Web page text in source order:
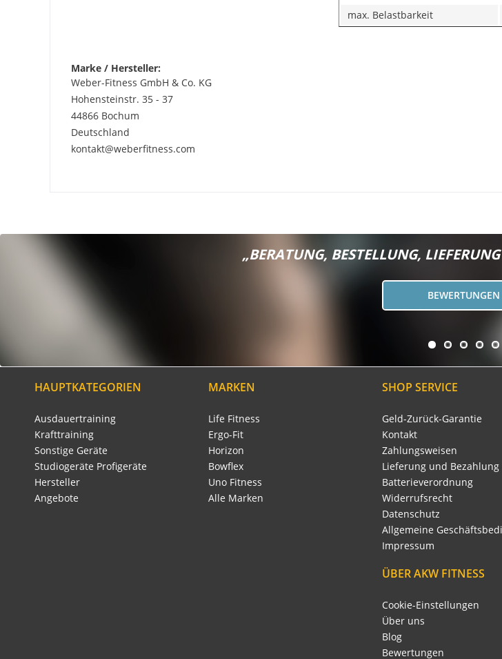
max. Belastbarkeit
Marke / Hersteller:
Weber-Fitness GmbH & Co. KG
Hohensteinstr. 35 - 37
44866 Bochum
Deutschland
kontakt@weberfitness.com
„BERATUNG, BESTELLUNG,
BEWERTUNGEN
HAUPTKATEGORIEN
Ausdauertraining
Krafttraining
Sonstige Geräte
Studiogeräte Profigeräte
Hersteller
Angebote
MARKEN
Life Fitness
Ergo-Fit
Horizon
Bowflex
Uno Fitness
Alle Marken
SHOP SERVICE
Geld-Zurück-Garantie
Kontakt
Zahlungsweisen
Lieferung und Bezahlung
Batterieverordnung
Widerrufsrecht
Datenschutz
Allgemeine
Impressum
ÜBER AKW FITNESS
Cookie-Einstellungen
Über uns
Blog
Bewertungen